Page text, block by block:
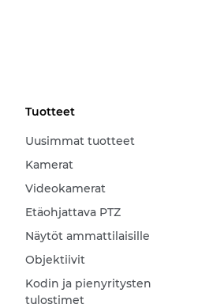
Tuotteet
Uusimmat tuotteet
Kamerat
Videokamerat
Etäohjattava PTZ
Näytöt ammattilaisille
Objektiivit
Kodin ja pienyritysten
tulostimet